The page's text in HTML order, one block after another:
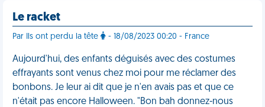
Le racket
Par Ils ont perdu la tête - 18/08/2023 00:20 - France
Aujourd'hui, des enfants déguisés avec des costumes
effrayants sont venus chez moi pour me réclamer des
bonbons. Je leur ai dit que je n'en avais pas et que ce
n'était pas encore Halloween. "Bon bah donnez-nous